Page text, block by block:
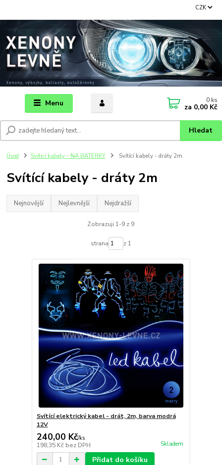
Menu
CZK
Hledat
0 ks
za 0,00 Kč
Úvod Svíticí kabely - NA BATERKY Svítící kabely - dráty 2m
Svítící kabely - dráty 2m
Nejnovější Nejlevnější Nejdražší
Zobrazuji 1-9 z 9
strana z 1
Svítící elektrický kabel - drát, 2m, barva modrá
12V
240,00 Kč/ks
198,35 Kč bez DPH Skladem
Přidat do košíku